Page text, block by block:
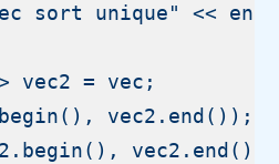
sort unique" <<
vec2 = vec;
vec2.end());
vec2.end());